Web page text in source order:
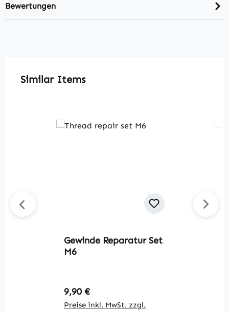
Bewertungen
Produktgalerie überspringen
Similar Items
Gewinde Reparatur Set
M6
Regulärer Preis:
9,90 €
Preise inkl. MwSt. zzgl.